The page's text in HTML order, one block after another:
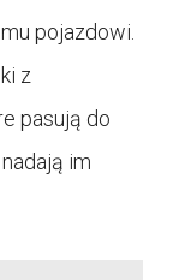
pojazdowi.
z
pasują do
im